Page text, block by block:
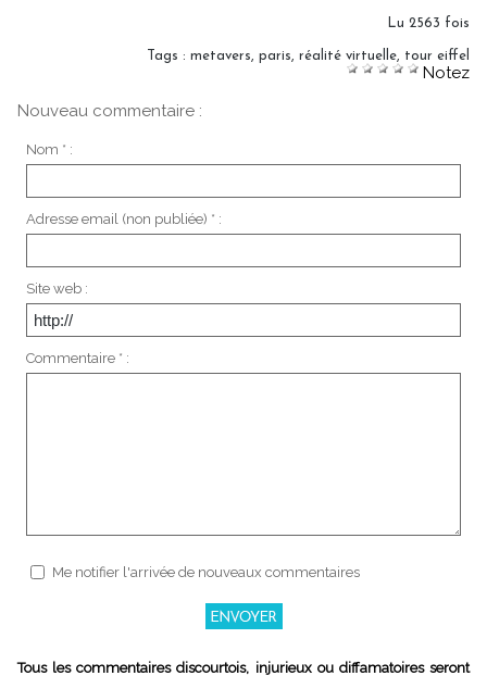
Lu 2563 fois
Tags : metavers, paris, réalité virtuelle, tour eiffel
Notez
Nouveau commentaire :
Nom * :
Adresse email (non publiée) * :
Site web :
Commentaire * :
Me notifier l'arrivée de nouveaux commentaires
Tous les commentaires discourtois, injurieux ou diffamatoires seront